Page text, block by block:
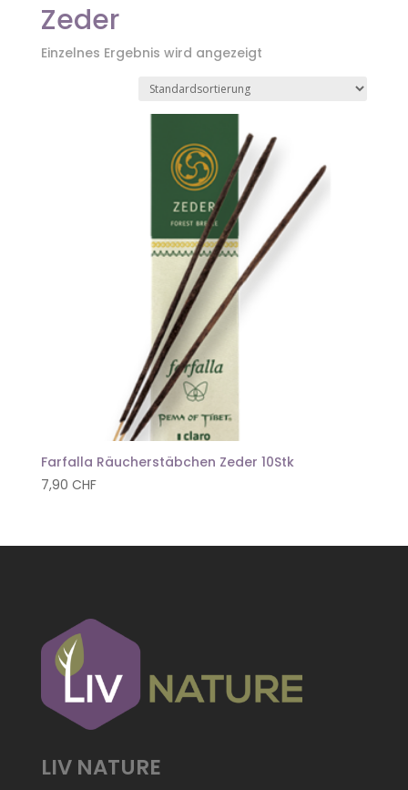
Zeder
Einzelnes Ergebnis wird angezeigt
Farfalla Räucherstäbchen Zeder 10Stk
7,90 CHF
LIV NATURE